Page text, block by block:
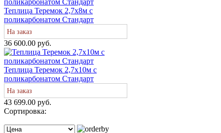
Теплица Теремок 2,7х8м с
поликарбонатом Стандарт
На заказ
36 600.00 руб.
Теплица Теремок 2,7х10м с
поликарбонатом Стандарт
На заказ
43 699.00 руб.
Сортировка: